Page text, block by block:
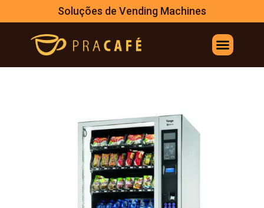
Soluções de Vending Machines